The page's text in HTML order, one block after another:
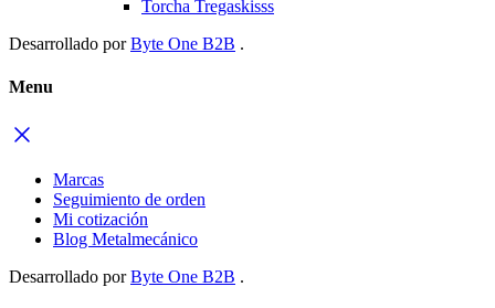
Torcha Tregaskisss
Desarrollado porByte One B2B .
Menu
Marcas
Seguimiento de orden
Mi cotización
Blog Metalmecánico
Desarrollado porByte One B2B .